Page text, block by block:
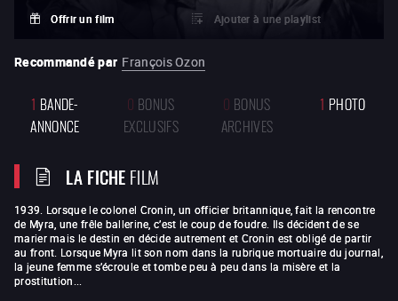
Offrir un film Ajouter à une playlist
Recommandé par François Ozon
1 BANDE-
ANNONCE
0 BONUS
EXCLUSIFS
0 BONUS
ARCHIVES
1 PHOTO
LA FICHEFILM
1939. Lorsque le colonel Cronin, un officier britannique, fait la rencontre
de Myra, une frêle ballerine, c’est le coup de foudre. Ils décident de se
marier mais le destin en décide autrement et Cronin est obligé de partir
au front. Lorsque Myra lit son nom dans la rubrique mortuaire du journal,
la jeune femme s’écroule et tombe peu à peu dans la misère et la
prostitution...